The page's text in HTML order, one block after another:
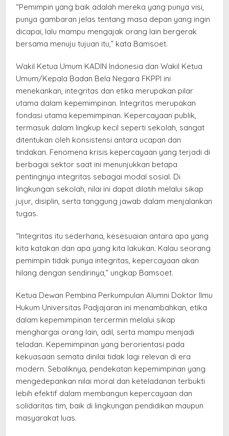
“Pemimpin yang baik adalah mereka yang punya visi,
punya gambaran jelas tentang masa depan yang ingin
dicapai, lalu mampu mengajak orang lain bergerak
bersama menuju tujuan itu,” kata Bamsoet.
Wakil Ketua Umum KADIN Indonesia dan Wakil Ketua
Umum/Kepala Badan Bela Negara FKPPI ini
menekankan, integritas dan etika merupakan pilar
utama dalam kepemimpinan. Integritas merupakan
fondasi utama kepemimpinan. Kepercayaan publik,
termasuk dalam lingkup kecil seperti sekolah, sangat
ditentukan oleh konsistensi antara ucapan dan
tindakan. Fenomena krisis kepercayaan yang terjadi di
berbagai sektor saat ini menunjukkan betapa
pentingnya integritas sebagai modal sosial. Di
lingkungan sekolah, nilai ini dapat dilatih melalui sikap
jujur, disiplin, serta tanggung jawab dalam menjalankan
tugas.
“Integritas itu sederhana, kesesuaian antara apa yang
kita katakan dan apa yang kita lakukan. Kalau seorang
pemimpin tidak punya integritas, kepercayaan akan
hilang dengan sendirinya,” ungkap Bamsoet.
Ketua Dewan Pembina Perkumpulan Alumni Doktor Ilmu
Hukum Universitas Padjajaran ini menambahkan, etika
dalam kepemimpinan tercermin melalui sikap
menghargai orang lain, adil, serta mampu menjadi
teladan. Kepemimpinan yang berorientasi pada
kekuasaan semata dinilai tidak lagi relevan di era
modern. Sebaliknya, pendekatan kepemimpinan yang
mengedepankan nilai moral dan keteladanan terbukti
lebih efektif dalam membangun kepercayaan dan
solidaritas tim, baik di lingkungan pendidikan maupun
masyarakat luas.